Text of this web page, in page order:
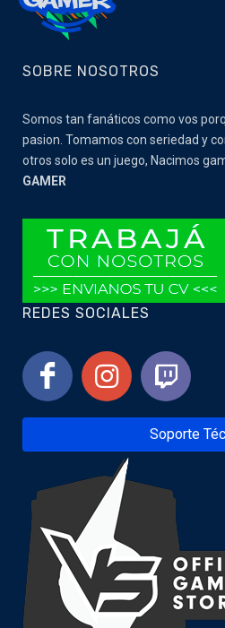
SOBRE NOSOTROS
Somos tan fanáticos como vos
pasion. Tomamos con seriedad y
otros solo es un juego, Nacimos
GAMER
REDES SOCIALES
Soporte